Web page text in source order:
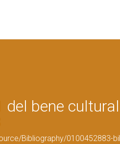
del bene
Bibliography/0100452883-